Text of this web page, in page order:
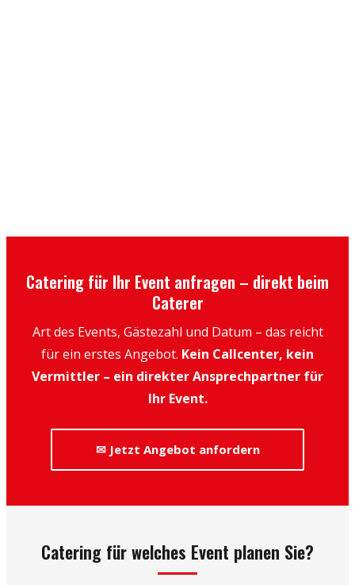
Catering für Ihr Event anfragen – direkt beim
Caterer
Art des Events, Gästezahl und Datum – das reicht
für ein erstes Angebot. Kein Callcenter, kein
Vermittler – ein direkter Ansprechpartner für
Ihr Event.
✉ Jetzt Angebot anfordern
Catering für welches Event planen Sie?